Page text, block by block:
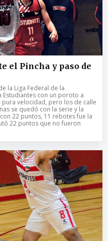
el Pincha y paso de
la Liga Federal de la
Estudiantes con un poroto a
velocidad, pero los de calle
se quedó con la serie y la
22 puntos, 11 rebotes fue la
22 puntos que no fueron